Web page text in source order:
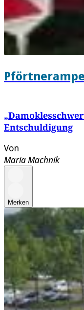
Entschuldigung
Von
Maria Machnik
Merken